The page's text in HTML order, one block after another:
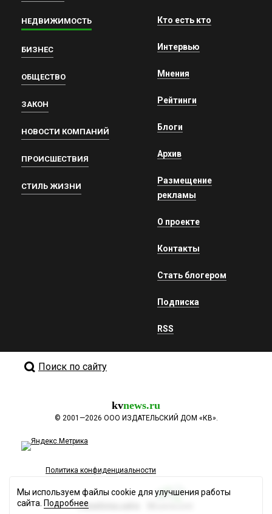
НЕДВИЖИМОСТЬ
БИЗНЕС
ОБЩЕСТВО
ЗАКОН
НОВОСТИ КОМПАНИЙ
ПРОИСШЕСТВИЯ
СТИЛЬ ЖИЗНИ
Кто есть кто
Интервью
Мнения
Рейтинги
Блоги
Архив
Размещение
рекламы
О проекте
Контакты
Стать блогером
Подписка
RSS
Поиск по сайту
kvnews.ru
© 2001—2026 ООО ИЗДАТЕЛЬСКИЙ ДОМ «КВ».
Политика конфиденциальности
Разработка сайта
Мы используем файлы cookie для улучшения работы
сайта. Подробнее